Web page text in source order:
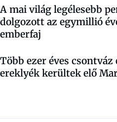
A mai világ legélesebb
dolgozott az egymillió
emberfaj
Több ezer éves
ereklyék kerültek elő